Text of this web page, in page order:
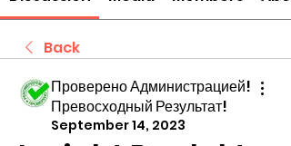
Back
Проверено Администрацией!
Превосходный Результат!
September 14, 2023